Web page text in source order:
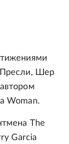
Пресли, Шер
Woman.
The
Garcia